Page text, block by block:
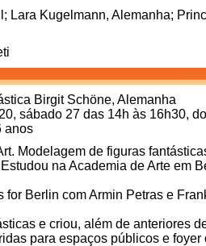
Lara Kugelmann, Alemanha;
Birgit Schöne, Alemanha
sábado 27 das 14h às 16h30,
anos
Modelagem de figuras
Estudou na Academia de Arte em
for Berlin com Armin Petras e
e criou, além de anteriores
para espaços públicos e foyer